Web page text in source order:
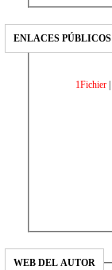
ENLACES PÚBLICOS
1Fichier |
WEB DEL AUTOR